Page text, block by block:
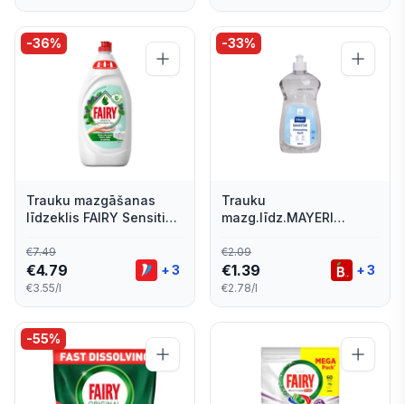
-36%
Trauku mazgāšanas
līdzeklis FAIRY Sensitive
€7.49
€4.79
€3.55/l
+3
-33%
Trauku
mazg.līdz.MAYERI
€2.09
€1.39
€2.78/l
+3
-55%